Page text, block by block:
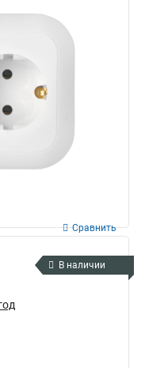
Сравнить
В наличии